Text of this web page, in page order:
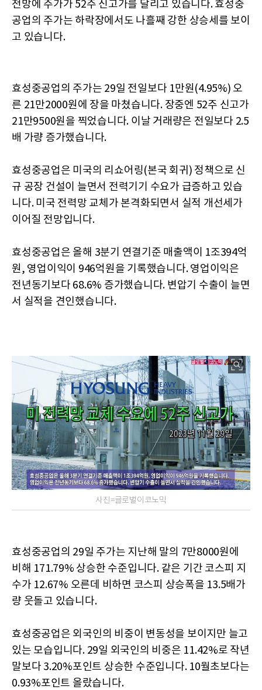
전망에 주가가 52주 신고가를 달리고 있습니다. 효성중
공업의 주가는 하락장에서도 나흘째 강한 상승세를 보이
고 있습니다.
효성중공업의 주가는 29일 전일보다 1만원(4.95%) 오
른 21만2000원에 장을 마쳤습니다. 장중엔 52주 신고가
21만9500원을 찍었습니다. 이날 거래량은 전일보다 2.5
배 가량 증가했습니다.
효성중공업은 미국의 리쇼어링(본국 회귀) 정책으로 신
규 공장 건설이 늘면서 전력기기 수요가 급증하고 있습
니다. 미국 전력망 교체가 본격화되면서 실적 개선세가
이어질 전망입니다.
효성중공업은 올해 3분기 연결기준 매출액이 1조394억
원, 영업이익이 946억원을 기록했습니다. 영업이익은
전년동기보다 68.6% 증가했습니다. 변압기 수출이 늘면
서 실적을 견인했습니다.
사진=글로벌이코노믹
효성중공업의 29일 주가는 지난해 말의 7만8000원에
비해 171.79% 상승한 수준입니다. 같은 기간 코스피 지
수가 12.67% 오른데 비하면 코스피 상승폭을 13.5배가
량 웃돌고 있습니다.
효성중공업은 외국인의 비중이 변동성을 보이지만 늘고
있는 모습입니다. 29일 외국인의 비중은 11.42%로 작년
말보다 3.20%포인트 상승한 수준입니다. 10월초보다는
0.93%포인트 올랐습니다.